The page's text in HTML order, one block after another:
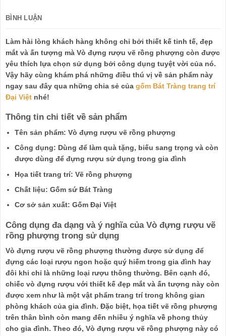
BÌNH LUẬN
Làm hài lòng khách hàng không chỉ bởi thiết kế tinh tế, đẹp
mắt và ấn tượng mà Vò đựng rượu vẽ rồng phượng còn được
yêu thích lựa chọn sử dụng bởi công dụng tuyệt vời của nó.
Vậy hãy cùng khám phá những điều thú vị về sản phẩm này
ngay sau đây qua những chia sẻ của gốm Bát Tràng trang trí
Đại Việt nhé!
Thông tin chi tiết về sản phẩm
Tên sản phẩm: Vò đựng rượu vẽ rồng phượng
Công dụng: Dùng để làm quà tặng, biếu sang trọng và còn
được dùng để đựng rượu sử dụng trong gia đình
Họa tiết trang trí: Vẽ rồng phượng
Chất liệu: Gốm sứ Bát Tràng
Cơ sở sản xuất: Gốm Đại Việt
Công dụng đa dạng và ý nghĩa của Vò đựng rượu vẽ
rồng phượng trong sử dụng
Vò đựng rượu vẽ rồng phượng thường được sử dụng để
đựng các loại rượu ngon hoặc quý hiếm trong gia đình hay
đôi khi chỉ là những loại rượu thông thường. Bên cạnh đó,
chiếc vò đựng rượu với thiết kế đẹp mắt và ấn tượng này còn
được xem như là một vật phẩm trang trí trong không gian
phòng khách của gia đình. Đặc biệt, họa tiết vẽ rồng phượng
trên thân bình còn mang đến nhiều ý nghĩa về phong thủy
cho gia đình. Theo đó, Vò đựng rượu vẽ rồng phượng này có